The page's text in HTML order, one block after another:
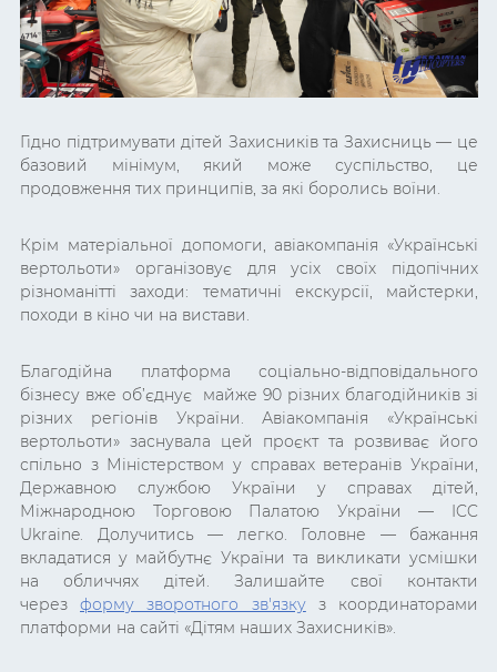
Гідно підтримувати дітей Захисників та Захисниць — це
базовий мінімум, який може суспільство, це
продовження тих принципів, за які боролись воїни.
Крім матеріальної допомоги, авіакомпанія «Українські
вертольоти» організовує для усіх своїх підопічних
різноманітті заходи: тематичні екскурсії, майстерки,
походи в кіно чи на вистави.
Благодійна платформа соціально-відповідального
бізнесу вже об’єднує майже 90 різних благодійників зі
різних регіонів України. Авіакомпанія «Українські
вертольоти» заснувала цей проєкт та розвиває його
спільно з Міністерством у справах ветеранів України,
Державною службою України у справах дітей,
Міжнародною Торговою Палатою України — ICC
Ukraine. Долучитись — легко. Головне — бажання
вкладатися у майбутнє України та викликати усмішки
на обличчях дітей. Залишайте свої контакти
черезформу зворотного зв'язкуз координаторами
платформи на сайті «Дітям наших Захисників».